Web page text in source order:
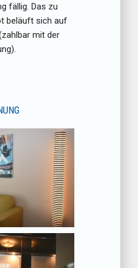
fällig. Das zu
beläuft sich auf
mit der